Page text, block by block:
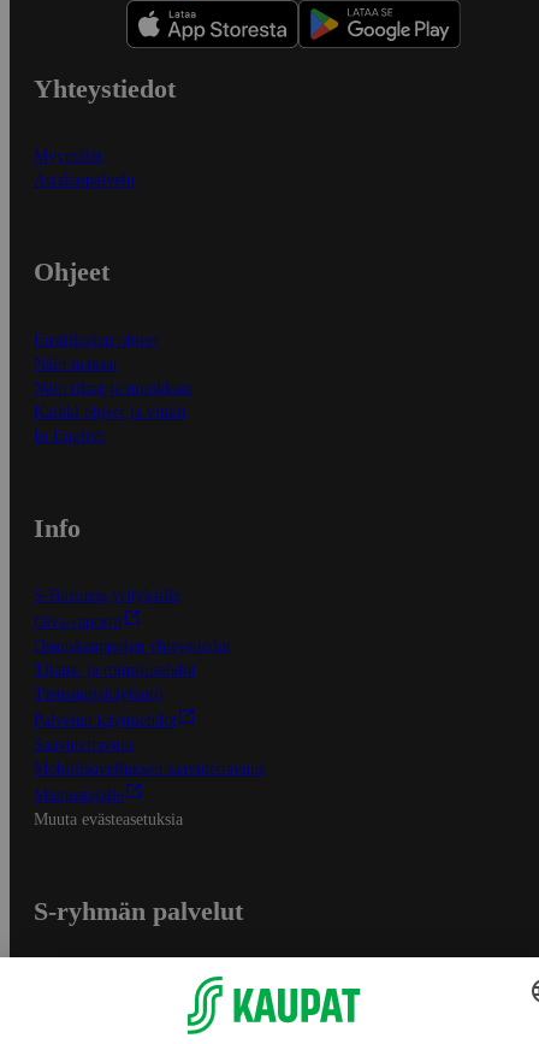
Yhteystiedot
Myymälät
Asiakaspalvelu
Ohjeet
Ensitilaajan ohjeet
Näin maksat
Näin tilaat ja muokkaat
Kaikki ohjeet ja vinkit
In English
Info
S-Business yrityksille
Oiva-raportit
Osuuskauppojen yhteystiedot
Tilaus- ja toimitusehdot
Tietosuojakäytäntö
Palvelun käyttöehdot
Saavutettavuus
Mobiilisovelluksen saavutettavuus
Mainostajalle
Muuta evästeasetuksia
S-ryhmän palvelut
Yhteishyvä Ruoka -sovellus